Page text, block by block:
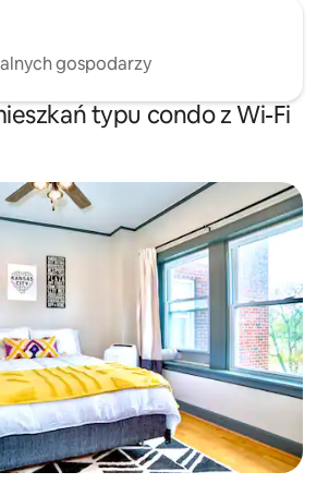
gospodarzy
typu condo z Wi-Fi